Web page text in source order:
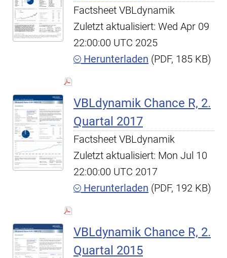
Factsheet VBLdynamik
Zuletzt aktualisiert: Wed Apr 09
22:00:00 UTC 2025
Herunterladen (PDF, 185 KB)
VBLdynamik Chance R, 2.
Quartal 2017
Factsheet VBLdynamik
Zuletzt aktualisiert: Mon Jul 10
22:00:00 UTC 2017
Herunterladen (PDF, 192 KB)
VBLdynamik Chance R, 2.
Quartal 2015